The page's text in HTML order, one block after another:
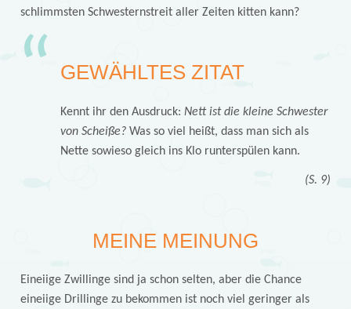
schlimmsten Schwesternstreit aller Zeiten kitten kann?
GEWÄHLTES ZITAT
Kennt ihr den Ausdruck: Nett ist die kleine Schwester
von Scheiße?Was so viel heißt, dass man sich als
Nette sowieso gleich ins Klo runterspülen kann.
(S. 9)
MEINE MEINUNG
Eineiige Zwillinge sind ja schon selten, aber die Chance
eineiige Drillinge zu bekommen ist noch viel geringer als